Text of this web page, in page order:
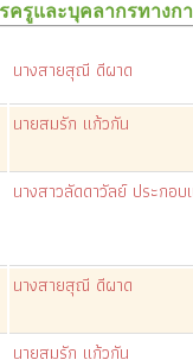
ครูและบุคลากรทางก
นางสายสุณี ดีผาด
นายสมรัก แก้วกัน
นางสาวลัดดาวัลย์ ประกอบ
นางสายสุณี ดีผาด
นายสมรัก แก้วกัน